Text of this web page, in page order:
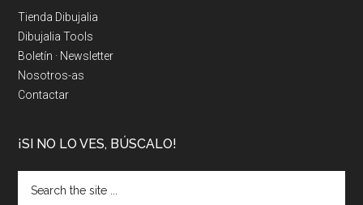
Tienda Dibujalia
Dibujalia Tools
Boletín · Newsletter
Nosotros-as
Contactar
¡SI NO LO VES, BÚSCALO!
the